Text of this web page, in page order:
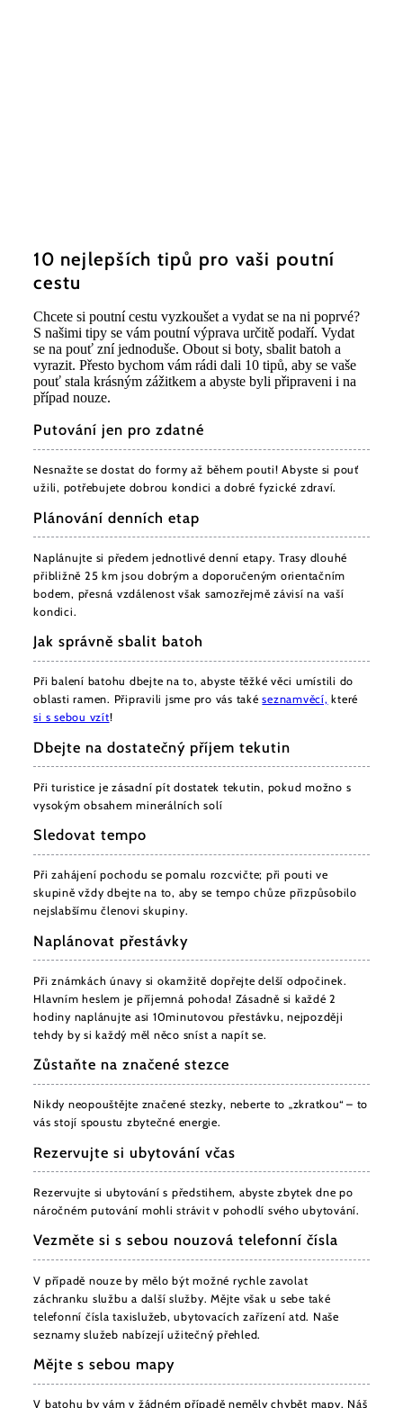
10 nejlepších tipů pro vaši poutní
cestu
Chcete si poutní cestu vyzkoušet a vydat se na ni poprvé?
S našimi tipy se vám poutní výprava určitě podaří. Vydat
se na pouť zní jednoduše. Obout si boty, sbalit batoh a
vyrazit. Přesto bychom vám rádi dali 10 tipů, aby se vaše
pouť stala krásným zážitkem a abyste byli připraveni i na
případ nouze.
Putování jen pro zdatné
Nesnažte se dostat do formy až během pouti! Abyste si pouť
užili, potřebujete dobrou kondici a dobré fyzické zdraví.
Plánování denních etap
Naplánujte si předem jednotlivé denní etapy. Trasy dlouhé
přibližně 25 km jsou dobrým a doporučeným orientačním
bodem, přesná vzdálenost však samozřejmě závisí na vaší
kondici.
Jak správně sbalit batoh
Při balení batohu dbejte na to, abyste těžké věci umístili do
oblasti ramen. Připravili jsme pro vás takéseznamvěcí, které
si s sebou vzít!
Dbejte na dostatečný příjem tekutin
Při turistice je zásadní pít dostatek tekutin, pokud možno s
vysokým obsahem minerálních solí
Sledovat tempo
Při zahájení pochodu se pomalu rozcvičte; při pouti ve
skupině vždy dbejte na to, aby se tempo chůze přizpůsobilo
nejslabšímu členovi skupiny.
Naplánovat přestávky
Při známkách únavy si okamžitě dopřejte delší odpočinek.
Hlavním heslem je příjemná pohoda! Zásadně si každé 2
hodiny naplánujte asi 10minutovou přestávku, nejpozději
tehdy by si každý měl něco sníst a napít se.
Zůstaňte na značené stezce
Nikdy neopouštějte značené stezky, neberte to „zkratkou“ – to
vás stojí spoustu zbytečné energie.
Rezervujte si ubytování včas
Rezervujte si ubytování s předstihem, abyste zbytek dne po
náročném putování mohli strávit v pohodlí svého ubytování.
Vezměte si s sebou nouzová telefonní čísla
V případě nouze by mělo být možné rychle zavolat
záchranku službu a další služby. Mějte však u sebe také
telefonní čísla taxislužeb, ubytovacích zařízení atd. Naše
seznamy služeb nabízejí užitečný přehled.
Mějte s sebou mapy
V batohu by vám v žádném případě neměly chybět mapy. Náš